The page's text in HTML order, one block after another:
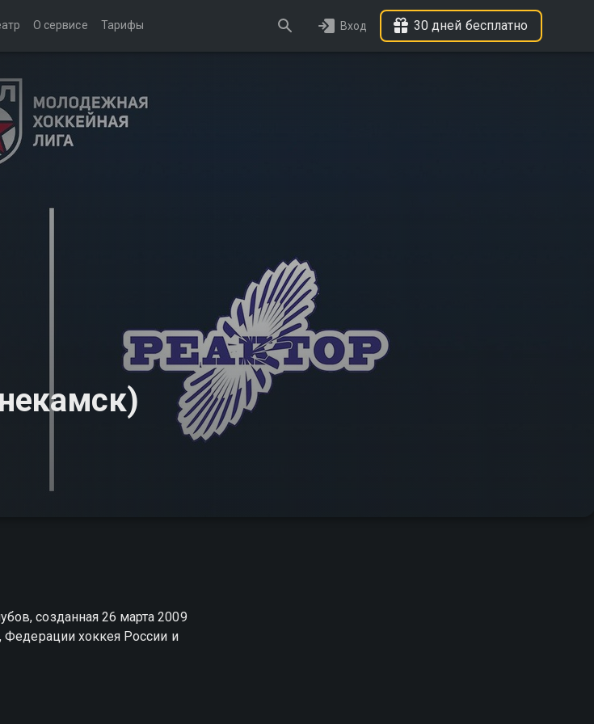
О сервисе Тарифы Вход 30 дней бесплатно
созданная 26 марта 2009
Федерации хоккея России и